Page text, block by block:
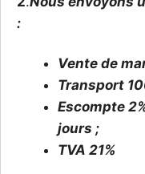
:
Vente de
Transport
Escompte
jours ;
TVA 21%